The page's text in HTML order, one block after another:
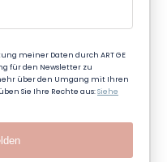
meiner Daten durch ART GE
für den Newsletter zu
über den Umgang mit Ihren
Sie Ihre Rechte aus:Siehe